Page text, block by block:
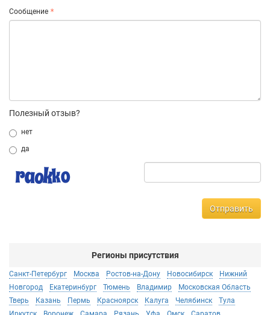
Сообщение
Полезный отзыв?
нет
да
Отправить
Регионы присутствия
Санкт-Петербург Москва Ростов-на-Дону Новосибирск
Нижний
Новгород
Екатеринбург Тюмень Владимир
Московская Область
Тверь
Казань Пермь Красноярск Калуга Челябинск
Тула